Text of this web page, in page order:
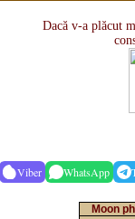
Dacă v-a plăcut
Viber WhatsApp
Moon